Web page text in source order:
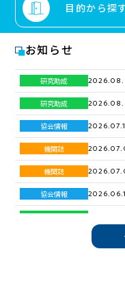
目的から探
お知らせ
研究助成
研究助成
協会情報
機関誌
機関誌
協会情報
研究助成